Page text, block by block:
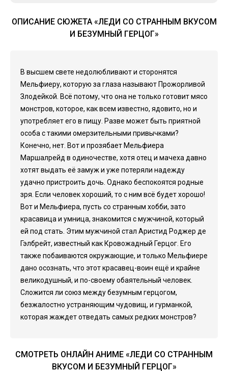
ОПИСАНИЕ СЮЖЕТА «ЛЕДИ СО СТРАННЫМ ВКУСОМ
И БЕЗУМНЫЙ ГЕРЦОГ»
В высшем свете недолюбливают и сторонятся
Мельфиеру, которую за глаза называют Прожорливой
Злодейкой. Всё потому, что она не только готовит мясо
монстров, которое, как всем известно, ядовито, но и
употребляет его в пищу. Разве может быть приятной
особа с такими омерзительными привычками?
Конечно, нет. Вот и прозябает Мельфиера
Маршалрейд в одиночестве, хотя отец и мачеха давно
хотят выдать её замуж и уже потеряли надежду
удачно пристроить дочь. Однако беспокоятся родные
зря. Если человек хороший, то с ним всё будет хорошо!
Вот и Мельфиера, пусть со странным хобби, зато
красавица и умница, знакомится с мужчиной, который
ей под стать. Этим мужчиной стал Аристид Роджер де
Гэлбрейт, известный как Кровожадный Герцог. Его
также побаиваются окружающие, и только Мельфиере
дано осознать, что этот красавец-воин ещё и крайне
великодушный, и по-своему обаятельный человек.
Сложится ли союз между безумным герцогом,
безжалостно устраняющим чудовищ, и гурманкой,
которая жаждет отведать самых редких монстров?
СМОТРЕТЬ ОНЛАЙН АНИМЕ «ЛЕДИ СО СТРАННЫМ
ВКУСОМ И БЕЗУМНЫЙ ГЕРЦОГ»